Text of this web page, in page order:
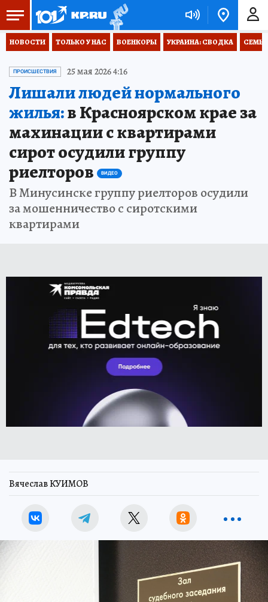
НОВОСТИ ТОЛЬКО У НАС ВОЕНКОРЫ УКРАИНА: СВОДКА
ПРОИСШЕСТВИЯ 25 мая 2026 4:16
Лишали людей нормального
жилья:в Красноярском крае за
махинации с квартирами
сирот осудили группу
риелторов
ВИДЕО
В Минусинске группу риелторов осудили
за мошенничество с сиротскими
квартирами
Вячеслав КУИМОВ